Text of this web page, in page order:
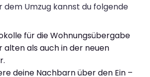
dem Umzug kannst du folgende
für die Wohnungsübergabe
alten als auch in der neuen
deine Nachbarn über den Ein –